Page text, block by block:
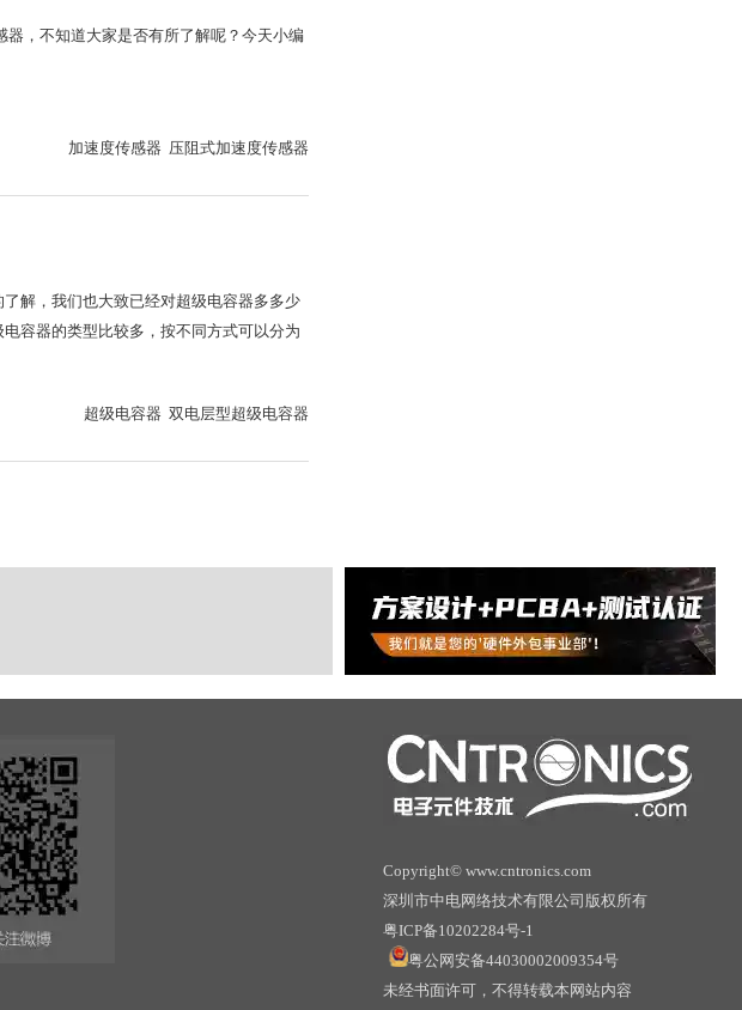
，不知道大家是否有所了解呢？今天小编
加速度传感器 压阻式加速度传感器
解，我们也大致已经对超级电容器多多少
容器的类型比较多，按不同方式可以分为
超级电容器 双电层型超级电容器
Copyright© www.cntronics.com
深圳市中电网络技术有限公司版权所有
粤ICP备10202284号-1
粤公网安备44030002009354号
未经书面许可，不得转载本网站内容